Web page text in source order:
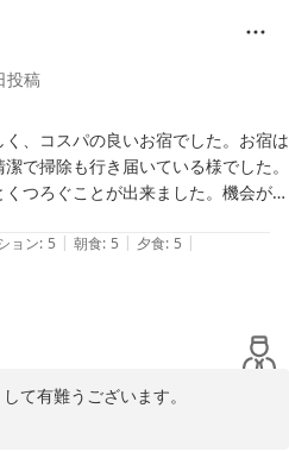
投稿
、コスパの良いお宿でした。お宿は
で掃除も行き届いている様でした。
つろぐことが出来ました。機会があ
す。ありがとうございました。
ョン: 5 | 朝食: 5 | 夕食: 5 |
て有難うございます。
うございます。